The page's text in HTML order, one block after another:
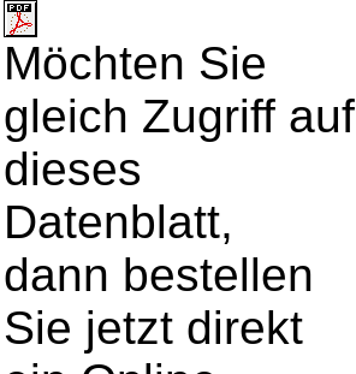
Möchten Sie
gleich Zugriff auf
dieses
Datenblatt,
dann bestellen
Sie jetzt direkt